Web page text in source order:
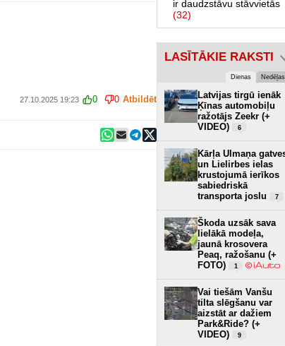
27.10.2025 19:23 0 0 Atbildēt
ir daudzstāvu stāvvietās
(32)
LASĪTĀKIE RAKSTI
Dienas Nedēļas
Latvijas tirgū ienāk
Ķīnas automobiļu
ražotājs Zeekr (+
VIDEO)
6
Kārļa Ulmaņa
un Lielirbes ielas
krustojumā ierīkos
sabiedriskā
transporta joslu
7
Škoda uzsāk sava
lielākā modeļa,
jaunā krosovera
Peaq, ražošanu (+
FOTO)
1
Vai tiešām Vanšu
tilta slēgšanu var
aizstāt ar dažiem
Park&Ride? (+
VIDEO)
9